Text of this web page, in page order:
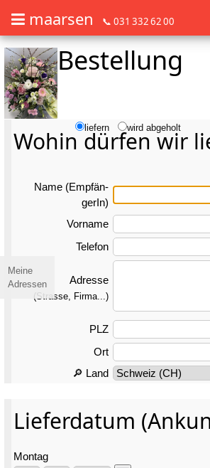
Barrierefrei Blumen bestellen mit
maarsen 📞 031 332 62 00
Barrierefrei Blumen bestellen mit
Bestellung
Wohin dürfen wir
Name (Emp­fän­
gerIn)
Vorname
Telefon
Adresse
(Strasse, Firma...)
PLZ
Ort
🔎 Land
Lieferdatum
Montag
liefern wird abgeholt
Meine
Adressen